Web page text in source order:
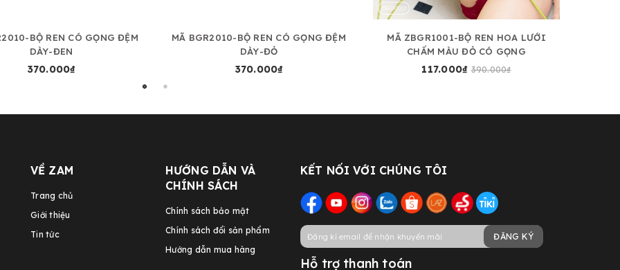
BỘ REN CÓ GỌNG ĐỆM
DÀY-ĐEN
370.000₫
MÃ BGR2010-BỘ REN CÓ GỌNG ĐỆM
DÀY-ĐỎ
370.000₫
MÃ ZBGR1001-BỘ REN HOA LƯỚI
CHẤM MÀU ĐỎ CÓ GỌNG
117.000₫ 390.000₫
VỀ ZAM
Trang chủ
Giới thiệu
Tin tức
HƯỚNG DẪN VÀ
CHÍNH SÁCH
Chính sách bảo mật
Chính sách đổi sản phẩm
Hướng dẫn mua hàng
KẾT NỐI VỚI CHÚNG TÔI
ĐĂNG KÝ
Hỗ trợ thanh toán